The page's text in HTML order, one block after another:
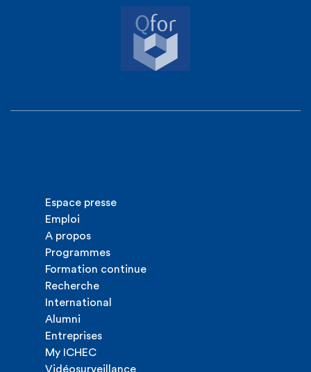
Espace presse
Emploi
A propos
Programmes
Formation continue
Recherche
International
Alumni
Entreprises
My ICHEC
Vidéosurveillance